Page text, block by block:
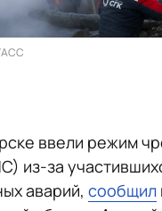
ввели режим
из-за
аварий, сообщил